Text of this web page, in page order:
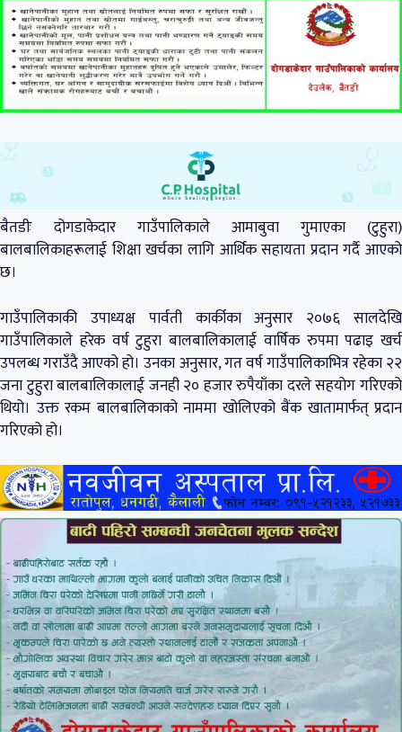
बैतडीः दोगडाकेदार गाउँपालिकाले आमाबुवा गुमाएका (टुहुरा)
बालबालिकाहरूलाई शिक्षा खर्चका लागि आर्थिक सहायता प्रदान गर्दै आएको
छ।
गाउँपालिकाकी उपाध्यक्ष पार्वती कार्कीका अनुसार २०७६ सालदेखि
गाउँपालिकाले हरेक वर्ष टुहुरा बालबालिकालाई वार्षिक रुपमा पढाइ खर्च
उपलब्ध गराउँदै आएको हो। उनका अनुसार, गत वर्ष गाउँपालिकाभित्र रहेका २२
जना टुहुरा बालबालिकालाई जनही २० हजार रुपैयाँका दरले सहयोग गरिएको
थियो। उक्त रकम बालबालिकाको नाममा खोलिएको बैंक खातामार्फत् प्रदान
गरिएको हो।